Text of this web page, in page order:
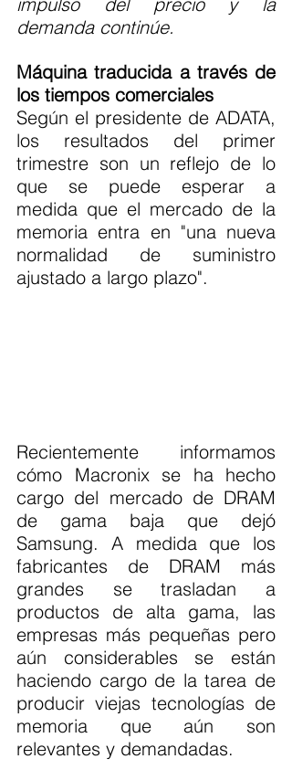
demanda continúe.
Máquina traducida a través de
los tiempos comerciales
Según el presidente de ADATA,
los resultados del primer
trimestre son un reflejo de lo
que se puede esperar a
medida que el mercado de la
memoria entra en "una nueva
normalidad de suministro
ajustado a largo plazo".
Recientemente informamos
cómo Macronix se ha hecho
cargo del mercado de DRAM
de gama baja que dejó
Samsung. A medida que los
fabricantes de DRAM más
grandes se trasladan a
productos de alta gama, las
empresas más pequeñas pero
aún considerables se están
haciendo cargo de la tarea de
producir viejas tecnologías de
memoria que aún son
relevantes y demandadas.